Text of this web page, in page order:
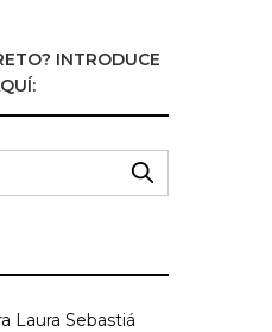
INTRODUCE
Laura Sebastiá